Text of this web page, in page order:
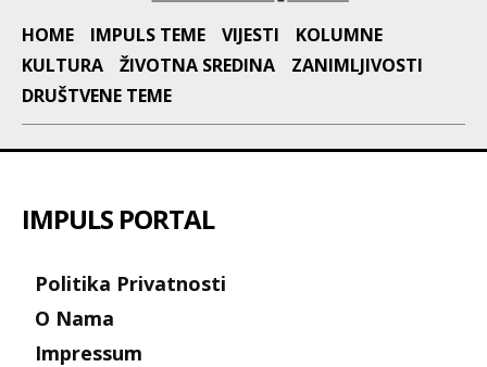
HOME IMPULS TEME VIJESTI
KOLUMNE
KULTURA
ŽIVOTNA SREDINA
ZANIMLJIVOSTI
DRUŠTVENE TEME
IMPULS PORTAL
Politika Privatnosti
O Nama
Impressum